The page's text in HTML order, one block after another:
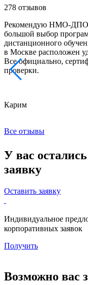
278 отзывов
Рекомендую НМО-ДПО
большой выбор
дистанционного
в Москве расположен
Все официально,
проверки.
Карим
Все отзывы
У вас
заявку
Оставить заявку
Индивидуальное
корпоративных заявок
Получить
Возможно вас